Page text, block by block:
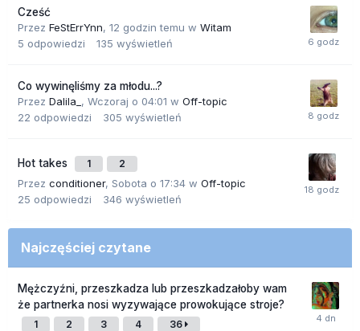
Cześć
Przez FeStErrYnn, 12 godzin temu w Witam
5 odpowiedzi 135 wyświetleń
Co wywinęliśmy za młodu...?
Przez Dalila_ , Wczoraj o 04:01 w Off-topic
22 odpowiedzi 305 wyświetleń
Hot takes 1 2
Przez conditioner, Sobota o 17:34 w Off-topic
25 odpowiedzi 346 wyświetleń
Najczęściej czytane
Mężczyźni, przeszkadza lub przeszkadzałoby wam
że partnerka nosi wyzywające prowokujące stroje?
1 2 3 4 36